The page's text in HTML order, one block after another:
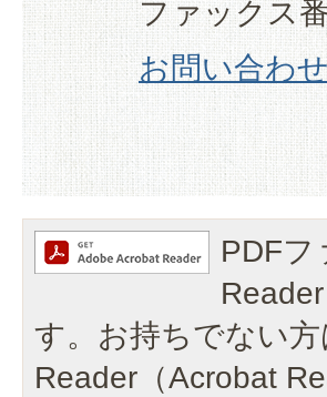
ファックス
お問い合わ
PDFフ
す。お持ちでない
Reader（Acrobat